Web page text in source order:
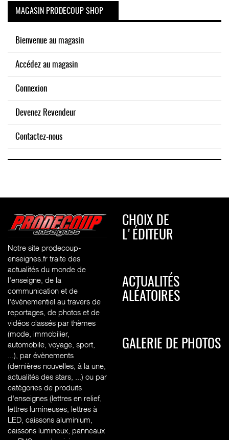
MAGASIN PRODECOUP SHOP
Bienvenue au magasin
Accédez au magasin
Connexion
Devenez Revendeur
Contactez-nous
Notre site prodecoup-
enseignes.fr traite des
actualités du monde de
l'enseigne, de la
communication et de
l'évènementiel au travers de
reportages, de photos et de
vidéos classés par thèmes
(mode, immobilier,
automobile, voyage, sport,
...), par évènements
(dernières nouvelles, à la une,
actualités des stars, ...) ou par
catégories de produits
d'enseignes (lettres en relief,
lettres lumineuses, lettres à
LED, caissons aluminium,
caissons lumineux, panneaux
CHOIX DE
L'ÉDITEUR
ACTUALITÉS
ALÉATOIRES
GALERIE DE PHOTOS